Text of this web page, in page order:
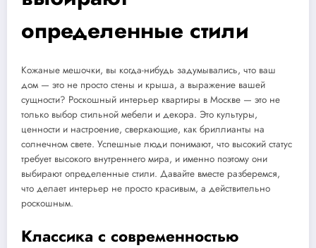
определенные стили
Кожаные мешочки, вы когда-нибудь задумывались, что ваш
дом — это не просто стены и крыша, а выражение вашей
сущности? Роскошный интерьер квартиры в Москве — это не
только выбор стильной мебели и декора. Это культуры,
ценности и настроение, сверкающие, как бриллианты на
солнечном свете. Успешные люди понимают, что высокий статус
требует высокого внутреннего мира, и именно поэтому они
выбирают определенные стили. Давайте вместе разберемся,
что делает интерьер не просто красивым, а действительно
роскошным.
Классика с современностью